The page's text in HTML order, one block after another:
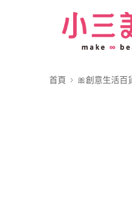
首頁 🎀創意生活百